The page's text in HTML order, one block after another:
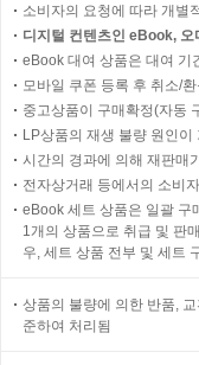
소비자의 요청에 따라 개별
디지털 컨텐츠인 eBook,
eBook 대여 상품은 대여 기
모바일 쿠폰 등록 후 취소/
중고상품이 구매확정(자동
LP상품의 재생 불량 원인
시간의 경과에 의해 재판매
전자상거래 등에서의 소비
eBook 세트 상품은 일괄 구
1개의 상품으로 취급 및 판
우, 세트 상품 전부 및 세트
상품의 불량에 의한 반품,
준하여 처리됨